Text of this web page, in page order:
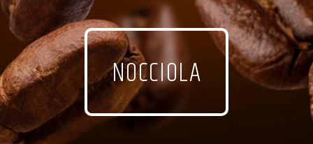
NOCCIOLA